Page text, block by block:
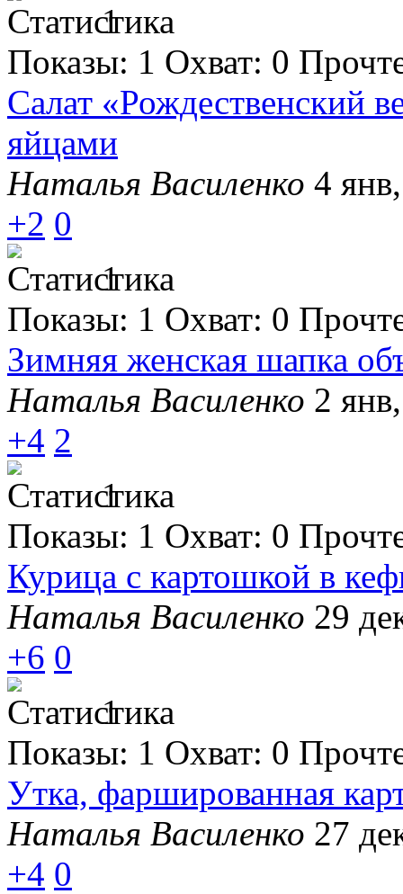
1
Показы: 1 Охват: 0
Салат «Рождественский
яйцами
Наталья Василенко 4
+2 0
1
Показы: 1 Охват: 0
Зимняя женская шапка
Наталья Василенко 2
+4 2
1
Показы: 1 Охват: 0
Курица с картошкой в
Наталья Василенко 29
+6 0
1
Показы: 1 Охват: 0
Утка, фаршированная
Наталья Василенко 27
+4 0